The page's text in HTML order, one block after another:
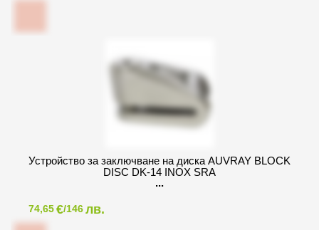
Устройство за заключване на диска AUVRAY BLOCK
DISC DK-14 INOX SRA
74,65€/146лв.